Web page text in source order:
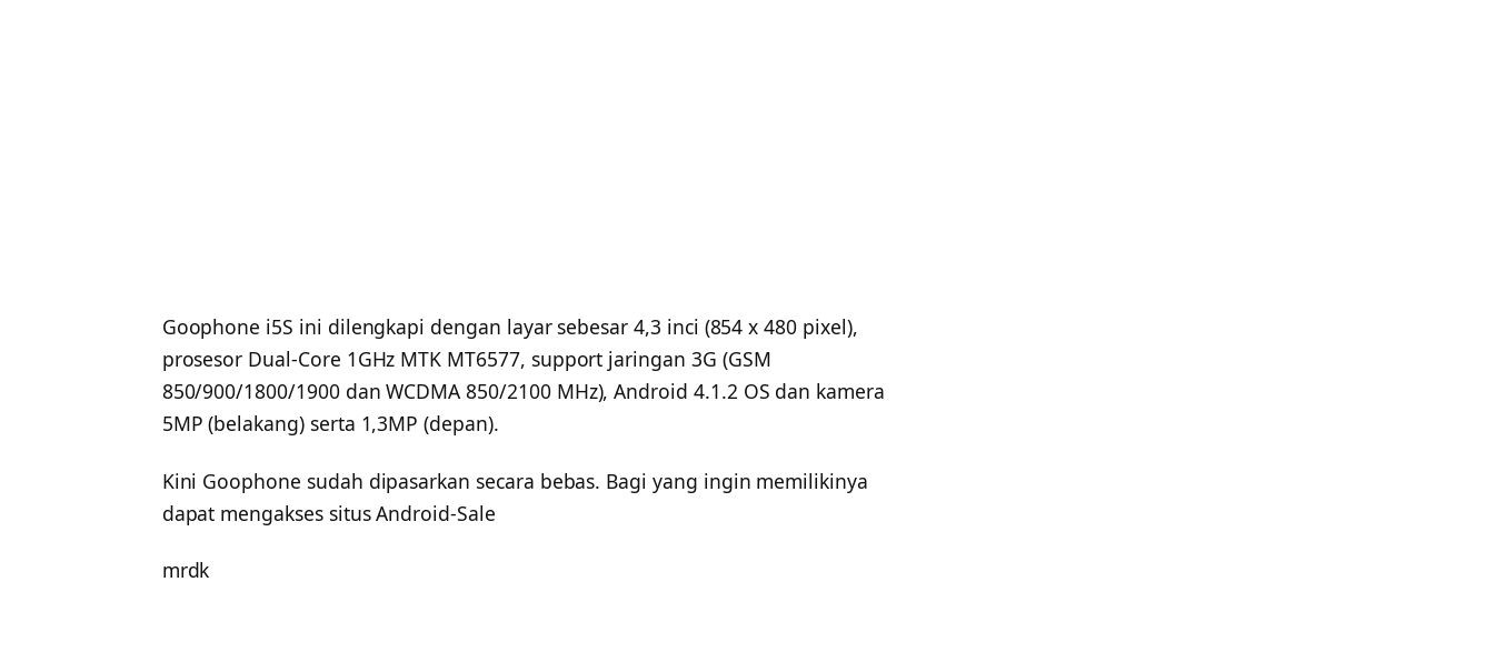
Goophone i5S ini dilengkapi dengan layar sebesar 4,3 inci (854 x 480 pixel),
prosesor Dual-Core 1GHz MTK MT6577, support jaringan 3G (GSM
850/900/1800/1900 dan WCDMA 850/2100 MHz), Android 4.1.2 OS dan kamera
5MP (belakang) serta 1,3MP (depan).
Kini Goophone sudah dipasarkan secara bebas. Bagi yang ingin memilikinya
dapat mengakses situs Android-Sale
mrdk